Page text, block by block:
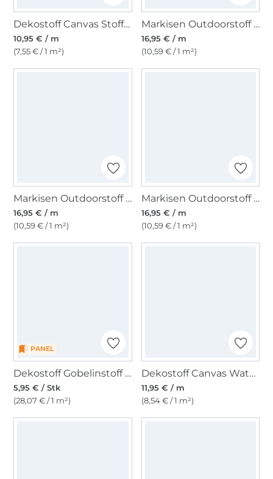
Dekostoff Canvas Stoff uni, grasgrün
10,95 € / m
(7,55 € / 1 m²)
Markisen Outdoorstoff hellblau/weiss, 160 cm
16,95 € / m
(10,59 € / 1 m²)
Markisen Outdoorstoff weiss, uni 160 cm
16,95 € / m
(10,59 € / 1 m²)
Markisen Outdoorstoff grün, weiss 160 cm
16,95 € / m
(10,59 € / 1 m²)
PANEL
Dekostoff Gobelinstoff Panel Schildkröte, 46 x 46 cm
5,95 € / Stk
(28,07 € / 1 m²)
Dekostoff Canvas Waterproof, schwarz
11,95 € / m
(8,54 € / 1 m²)